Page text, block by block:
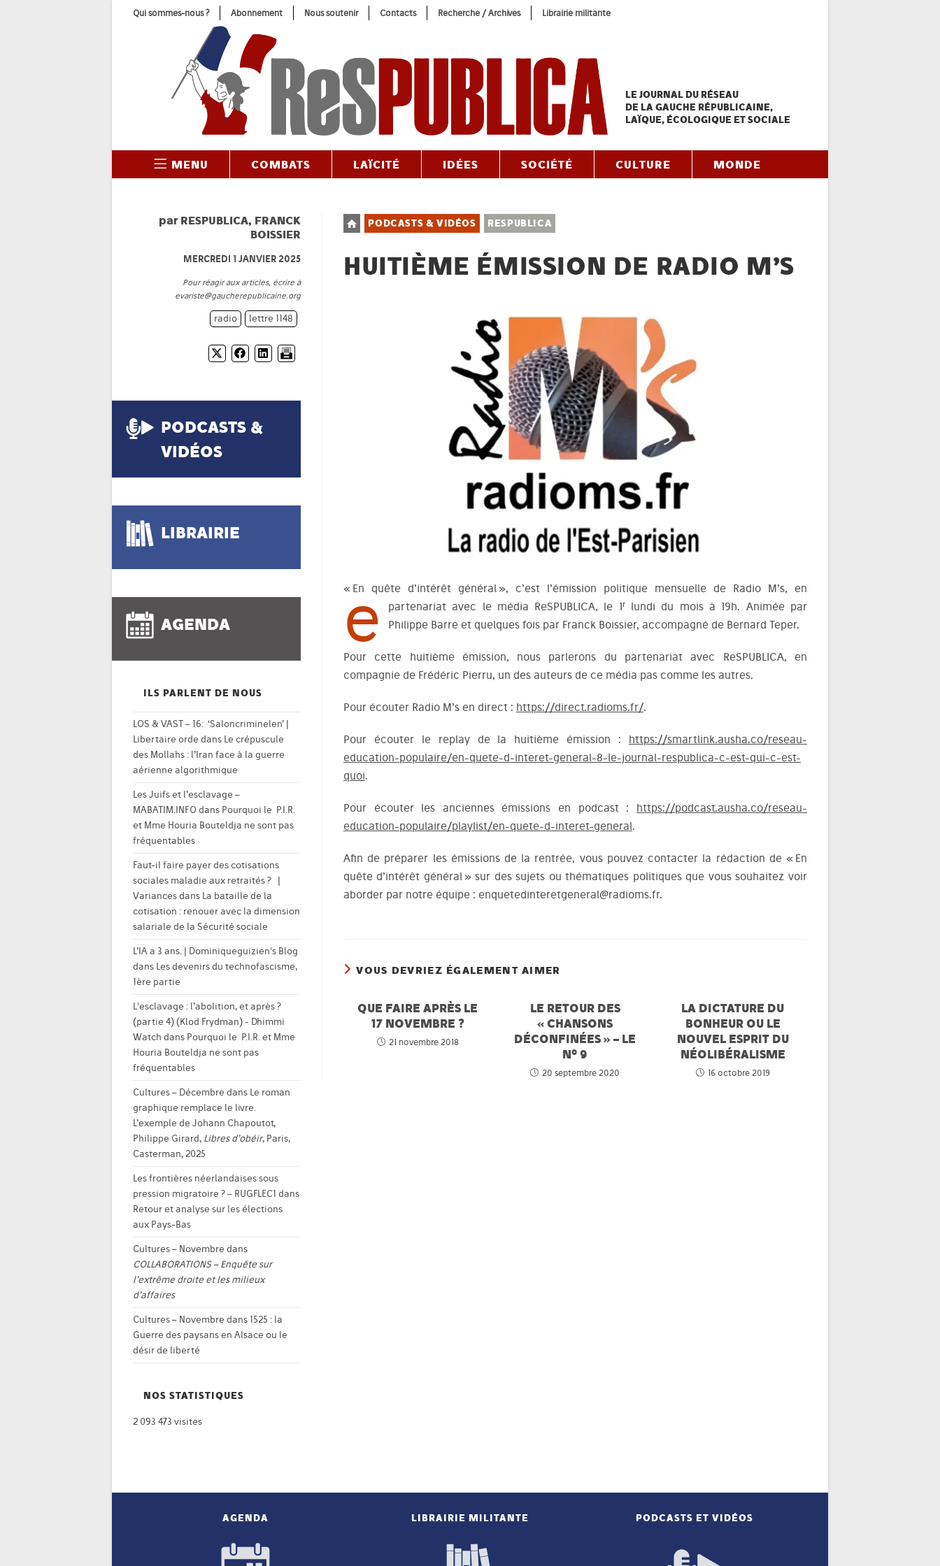
Qui sommes-nous ? Abonnement Nous soutenir Contacts Recherche / Archives Librairie militante
LE JOURNAL DU RÉSEAU
DE LA GAUCHE RÉPUBLICAINE,
LAÏQUE, ÉCOLOGIQUE ET SOCIALE
MENU COMBATS LAÏCITÉ IDÉES SOCIÉTÉ CULTURE MONDE
Post
category:
PODCASTS & VIDÉOS RESPUBLICA
HUITIÈME ÉMISSION DE RADIO M’S
« En quête d’intérêt général », c’est l’émission politique mensuelle de Radio M’s, en
partenariat avec le média ReSPUBLICA, le 1
e rlundi du mois à 19h. Animée par
Philippe Barre et quelques fois par Franck Boissier, accompagné de Bernard Teper.
Pour cette huitième émission, nous parlerons du partenariat avec ReSPUBLICA, en
compagnie de Frédéric Pierru, un des auteurs de ce média pas comme les autres.
Pour écouter Radio M’s en direct : https://direct.radioms.fr/.
Pour écouter le replay de la huitième émission : https://smartlink.ausha.co/reseau-
education-populaire/en-quete-d-interet-general-8-le-journal-respublica-c-est-qui-c-est-
quoi.
Pour écouter les anciennes émissions en podcast : https://podcast.ausha.co/reseau-
education-populaire/playlist/en-quete-d-interet-general.
Afin de préparer les émissions de la rentrée, vous pouvez contacter la rédaction de « En
quête d’intérêt général » sur des sujets ou thématiques politiques que vous souhaitez voir
aborder par notre équipe : enquetedinteretgeneral@radioms.fr.
VOUS DEVRIEZ ÉGALEMENT AIMER
QUE FAIRE APRÈS LE
17 NOVEMBRE ?
21 novembre 2018
LE RETOUR DES
« CHANSONS
DÉCONFINÉES » – LE
N° 9
20 septembre 2020
LA DICTATURE DU
BONHEUR OU LE
NOUVEL ESPRIT DU
NÉOLIBÉRALISME
16 octobre 2019
par RESPUBLICA, FRANCK
BOISSIER
MERCREDI 1 JANVIER 2025
Pour réagir aux articles, écrire à
evariste@gaucherepublicaine.org
lettre 1148
radio
PODCASTS &
VIDÉOS
LIBRAIRIE
AGENDA
ILS PARLENT DE NOUS
LOS & VAST – 16: ‘Saloncriminelen’ |
Libertaire orde dans Le crépuscule
des Mollahs : l’Iran face à la guerre
aérienne algorithmique
Les Juifs et l’esclavage –
MABATIM.INFO dans Pourquoi le P.I.R.
et Mme Houria Bouteldja ne sont pas
fréquentables
Faut-il faire payer des cotisations
sociales maladie aux retraités ? |
Variancesdans La bataille de la
cotisation : renouer avec la dimension
salariale de la Sécurité sociale
L’IA a 3 ans. | Dominiqueguizien's Blog
dans Les devenirs du technofascisme,
1ère partie
L'esclavage : l’abolition, et après ?
(partie 4) (Klod Frydman) - Dhimmi
Watch dans Pourquoi le P.I.R. et Mme
Houria Bouteldja ne sont pas
fréquentables
Cultures – Décembre dans Le roman
graphique remplace le livre.
L’exemple de Johann Chapoutot,
Philippe Girard, Libres d’obéir, Paris,
Casterman, 2025
Les frontières néerlandaises sous
pression migratoire ? – RUGFLEC1 dans
Retour et analyse sur les élections
aux Pays-Bas
Cultures – Novembre dans
COLLABORATIONS – Enquête sur
l’extrême droite et les milieux
d’affaires
Cultures – Novembre dans 1525 : la
Guerre des paysans en Alsace ou le
désir de liberté
NOS STATISTIQUES
2 093 473 visites
AGENDA LIBRAIRIE MILITANTE PODCASTS ET VIDÉOS